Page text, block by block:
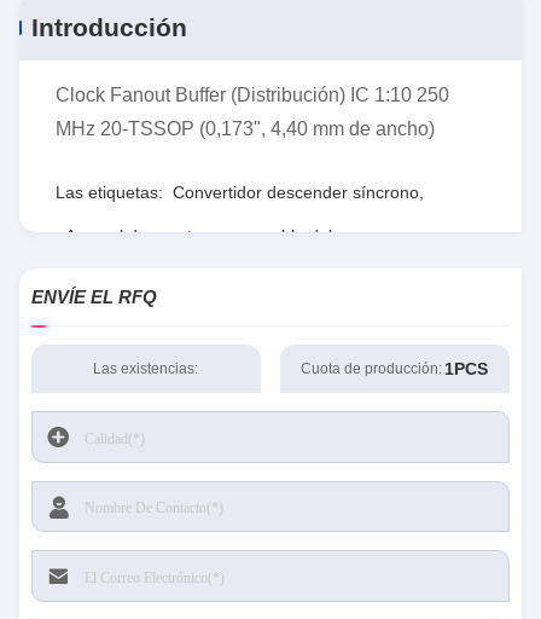
Introducción
Clock Fanout Buffer (Distribución) IC 1:10 250
MHz 20-TSSOP (0,173", 4,40 mm de ancho)
Las etiquetas: Convertidor descender síncrono
Arsenal de puerta programable del campo,
ENVÍE EL RFQ
Las existencias: Cuota de producción: 1PCS